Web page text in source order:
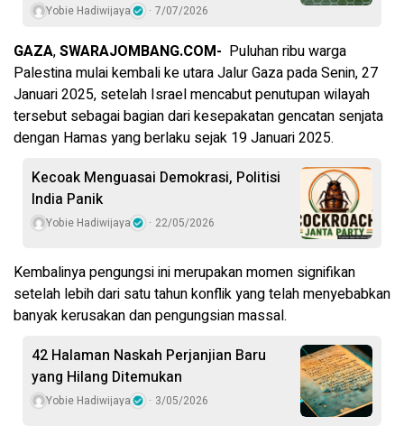
Yobie Hadiwijaya 7/07/2026
GAZA,SWARAJOMBANG.COM- Puluhan ribu warga
Palestina mulai kembali ke utara Jalur Gaza pada Senin, 27
Januari 2025, setelah Israel mencabut penutupan wilayah
tersebut sebagai bagian dari kesepakatan gencatan senjata
dengan Hamas yang berlaku sejak 19 Januari 2025.
Kecoak Menguasai Demokrasi, Politisi
India Panik
Yobie Hadiwijaya 22/05/2026
Kembalinya pengungsi ini merupakan momen signifikan
setelah lebih dari satu tahun konflik yang telah menyebabkan
banyak kerusakan dan pengungsian massal.
42 Halaman Naskah Perjanjian Baru
yang Hilang Ditemukan
Yobie Hadiwijaya 3/05/2026